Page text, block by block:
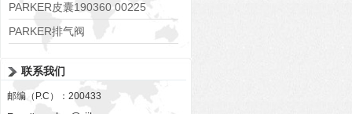
PARKER皮囊190360 00225
PARKER排气阀
联系我们
邮编（P.C）：200433